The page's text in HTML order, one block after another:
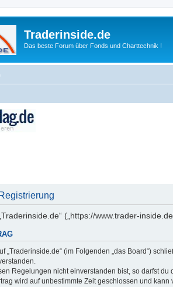
Traderinside.de
Das beste Forum über Fonds und Charttechnik !
(„https://www.trader-
„Traderinside.de“ (im Folgenden „das Board“)
Regelungen nicht einverstanden bist, so darfst
wird auf unbestimmte Zeit geschlossen und